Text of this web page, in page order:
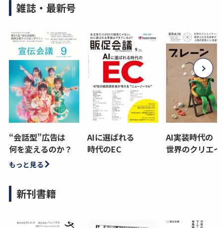
雑誌・最新号
“会話型”広告は
何を変えるのか？
AIに選ばれる
時代のEC
AI実装時代の
世界のクリエ
もっと見る
新刊書籍